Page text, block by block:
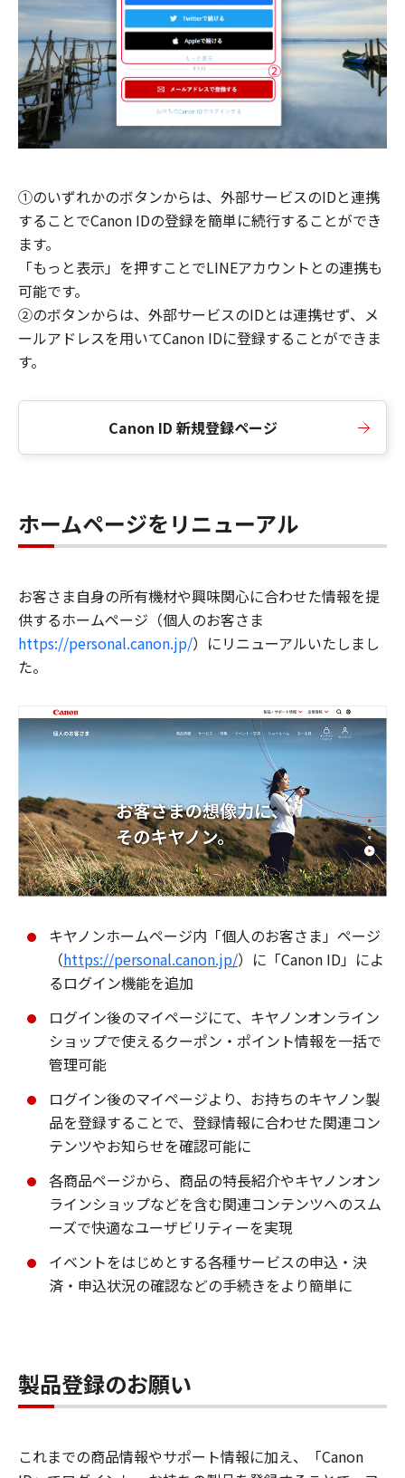
①のいずれかのボタンからは、外部サービスのIDと連携
することでCanon IDの登録を簡単に続行することができ
ます。
「もっと表示」を押すことでLINEアカウントとの連携も
可能です。
②のボタンからは、外部サービスのIDとは連携せず、メ
ールアドレスを用いてCanon IDに登録することができま
す。
Canon ID 新規登録ページ
ホームページをリニューアル
お客さま自身の所有機材や興味関心に合わせた情報を提
供するホームページ（個人のお客さま
https://personal.canon.jp/）にリニューアルいたしまし
た。
キヤノンホームページ内「個人のお客さま」ページ
（https://personal.canon.jp/）に「Canon ID」によ
るログイン機能を追加
ログイン後のマイページにて、キヤノンオンライン
ショップで使えるクーポン・ポイント情報を一括で
管理可能
ログイン後のマイページより、お持ちのキヤノン製
品を登録することで、登録情報に合わせた関連コン
テンツやお知らせを確認可能に
各商品ページから、商品の特長紹介やキヤノンオン
ラインショップなどを含む関連コンテンツへのスム
ーズで快適なユーザビリティーを実現
イベントをはじめとする各種サービスの申込・決
済・申込状況の確認などの手続きをより簡単に
製品登録のお願い
これまでの商品情報やサポート情報に加え、「Canon